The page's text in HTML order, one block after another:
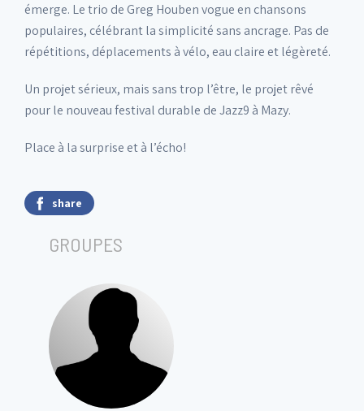
émerge. Le trio de Greg Houben vogue en chansons
populaires, célébrant la simplicité sans ancrage. Pas de
répétitions, déplacements à vélo, eau claire et légèreté.
Un projet sérieux, mais sans trop l’être, le projet rêvé
pour le nouveau festival durable de Jazz9 à Mazy.
Place à la surprise et à l’écho!
share
GROUPES